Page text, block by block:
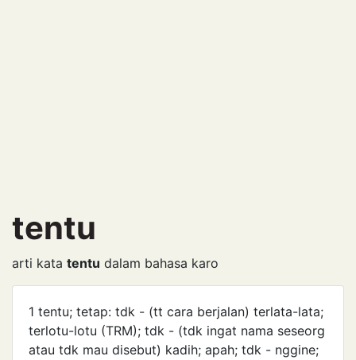
tentu
arti kata tentu dalam bahasa karo
1 tentu; tetap: tdk - (tt cara berjalan) terlata-lata;
terlotu-lotu (TRM); tdk - (tdk ingat nama seseorg
atau tdk mau disebut) kadih; apah; tdk - nggine;